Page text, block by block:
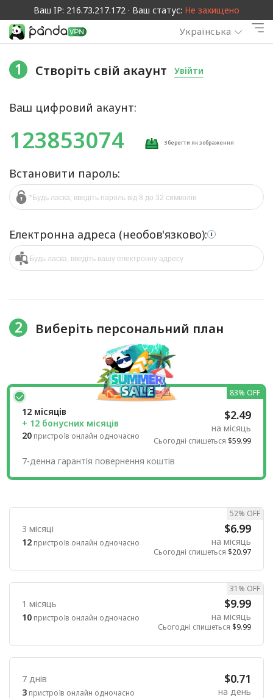
Ваш IP: 216.73.217.172 · Ваш статус: Не захищено
Українська
1 Створіть свій акаунт Увійти
Ваш цифровий акаунт:
123853074 Зберегти як зображення
Встановити пароль:
Електронна адреса (необов'язково): i
2 Виберіть персональний план
12 місяців
+ 12 бонусних місяців
20 пристроїв онлайн одночасно
$2.49
на місяць
Сьогодні спишеться $59.99
83% OFF
7-денна гарантія повернення коштів
3 місяці
12 пристроїв онлайн одночасно
$6.99
на місяць
Сьогодні спишеться $20.97
52% OFF
1 місяць
10 пристроїв онлайн одночасно
$9.99
на місяць
Сьогодні спишеться $9.99
31% OFF
7 днів
3 пристроїв онлайн одночасно
$0.71
на день